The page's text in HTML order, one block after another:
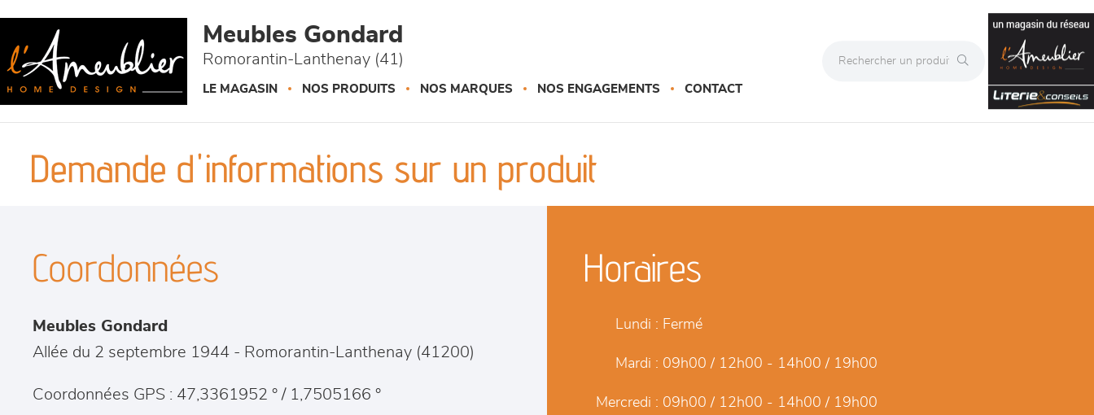
Meubles Gondard
Romorantin-Lanthenay (41)
LE MAGASIN NOS PRODUITS NOS MARQUES NOS ENGAGEMENTS CONTACT
Demande d'informations sur un produit
Coordonnées
Meubles Gondard
Allée du 2 septembre 1944 - Romorantin-Lanthenay (41200)
Coordonnées GPS : 47,3361952 ° / 1,7505166 °
Horaires
Lundi : Fermé
Mardi : 09h00 / 12h00 - 14h00 / 19h00
Mercredi : 09h00 / 12h00 - 14h00 / 19h00